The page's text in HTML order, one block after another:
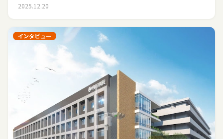
2025.12.20
インタビュー